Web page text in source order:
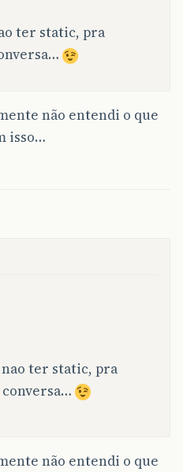
ter static, pra
não entendi o que
isso…
nao ter static, pra
conversa…
não entendi o que